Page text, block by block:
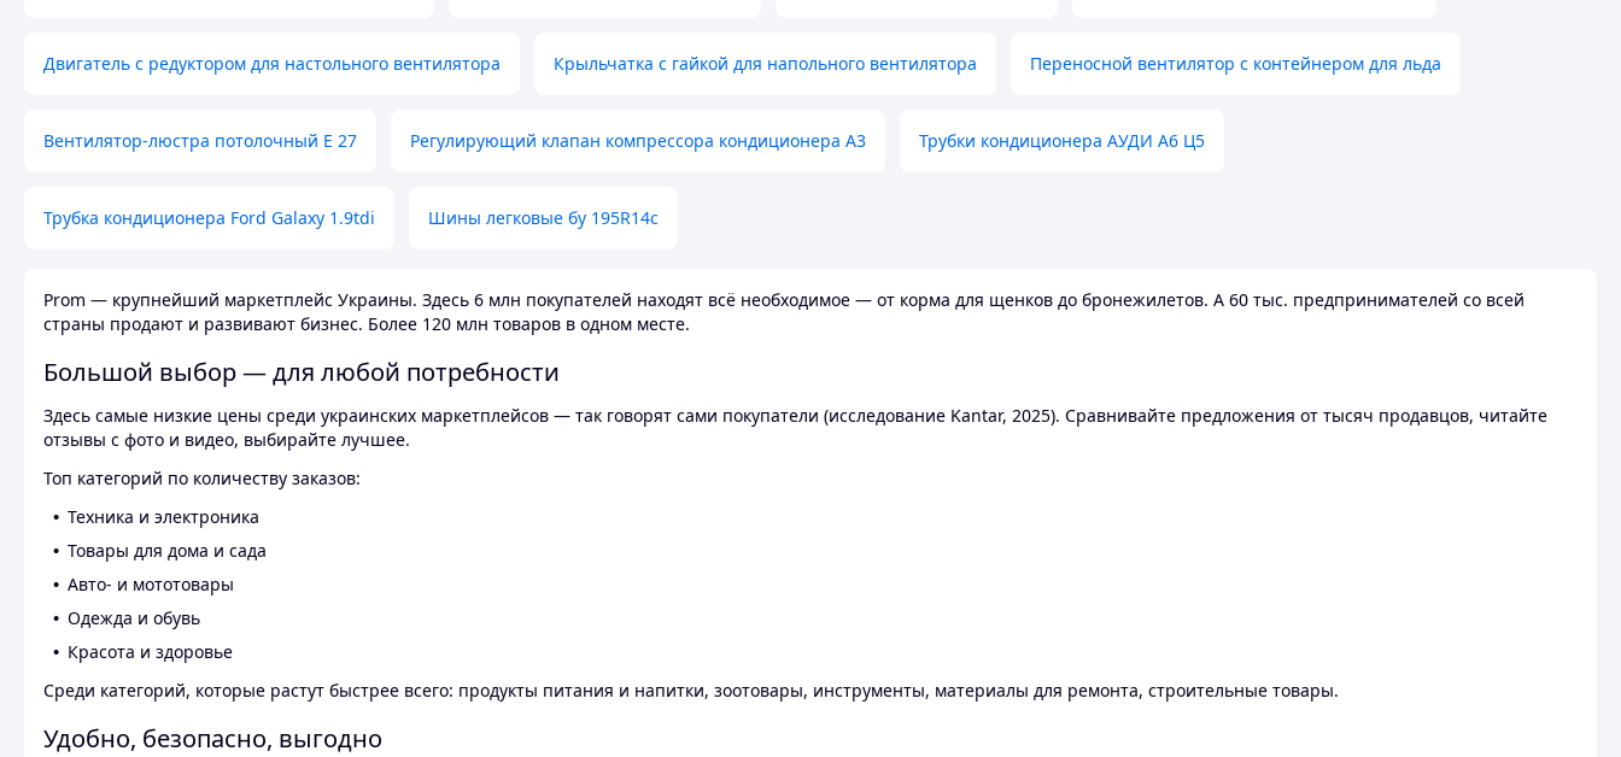
Двигатель с редуктором для настольного вентилятора Крыльчатка с гайкой для напольного вентилятора Переносной вентилятор с контейнером для льда
Вентилятор-люстра потолочный E 27 Регулирующий клапан компрессора кондиционера А3 Трубки кондиционера АУДИ А6 Ц5
Трубка кондиционера Ford Galaxy 1.9tdi Шины легковые бу 195R14c
Prom — крупнейший маркетплейс Украины. Здесь 6 млн покупателей находят всё необходимое — от корма для щенков до бронежилетов. А 60 тыс. предпринимателей со всей
страны продают и развивают бизнес. Более 120 млн товаров в одном месте.
Большой выбор — для любой потребности
Здесь самые низкие цены среди украинских маркетплейсов — так говорят сами покупатели (исследование Kantar, 2025). Сравнивайте предложения от тысяч продавцов, читайте
отзывы с фото и видео, выбирайте лучшее.
Топ категорий по количеству заказов:
Техника и электроника
Товары для дома и сада
Авто- и мототовары
Одежда и обувь
Красота и здоровье
Среди категорий, которые растут быстрее всего: продукты питания и напитки, зоотовары, инструменты, материалы для ремонта, строительные товары.
Удобно, безопасно, выгодно